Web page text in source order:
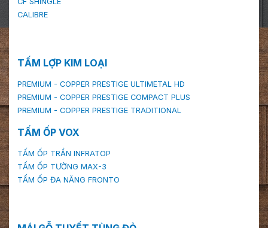
CALIBRE
TẤM LỢP KIM LOẠI
PREMIUM - COPPER PRESTIGE ULTIMETAL HD
PREMIUM - COPPER PRESTIGE COMPACT PLUS
PREMIUM - COPPER PRESTIGE TRADITIONAL
TẤM ỐP VOX
TẤM ỐP TRẦN INFRATOP
TẤM ỐP TƯỜNG MAX-3
TẤM ỐP ĐA NĂNG FRONTO